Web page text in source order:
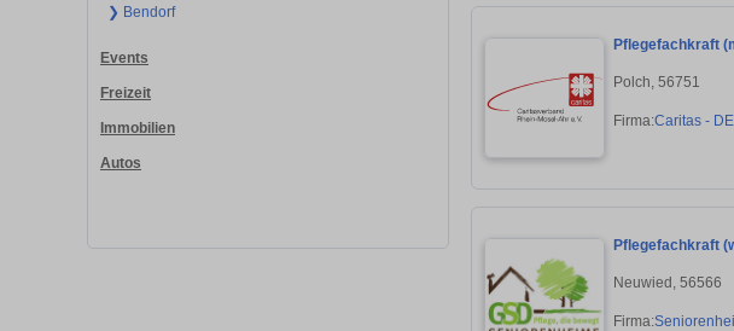
❯ Bendorf
Events
Freizeit
Immobilien
Autos
Pflegefachkraft
Polch, 56751
Firma:Caritas -
Pflegefachkraft
Neuwied, 56566
Firma: